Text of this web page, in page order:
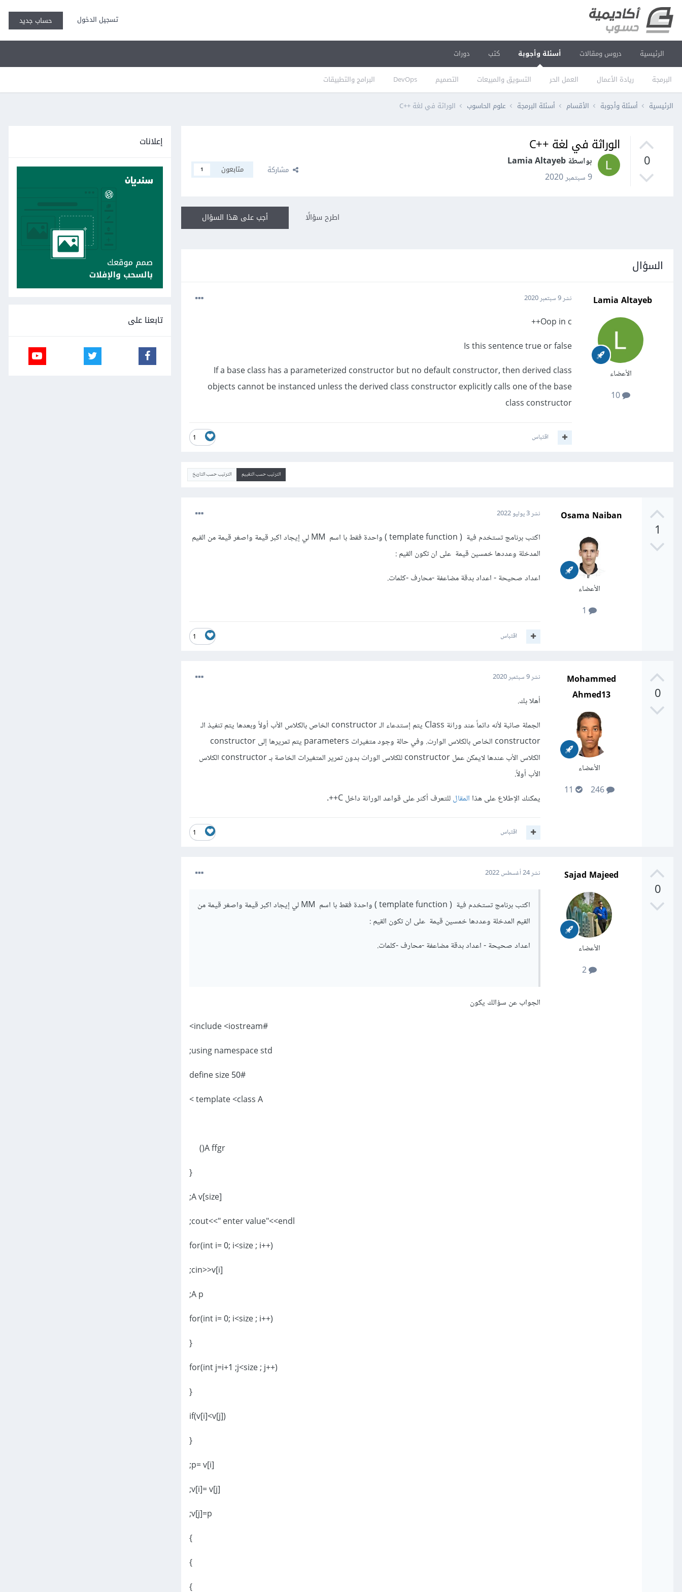
تسجيل الدخول حساب جديد
الرئيسية دروس ومقالات أسئلة وأجوبة
البرمجة ريادة الأعمال العمل الحر التسويق والمبيعات التصميم DevOps البرامج والتطبيقات
كتب دورات
الرئيسية أسئلة وأجوبة الأقسام أسئلة البرمجة علوم الحاسوب الوراثة في لغة ++C
0
الوراثة في لغة ++C
بواسطة Lamia Altayeb
9 سبتمبر 2020
مشاركة متابعون 1
أجب على هذا السؤال اطرح سؤالًا
السؤال
Lamia Altayeb
الأعضاء
نشر9 سبتمبر 2020
Oop in c++
Is this sentence true or false
If a base class has a parameterized constructor but no default constructor, then derived class
objects cannot be instanced unless the derived class constructor explicitly calls one of the base
class constructor
1 اقتباس
الترتيب حسب التقييم الترتيب حسب التاريخ
1
Osama Naiban
الأعضاء
نشر3 يوليو 2022
اكتب برنامج تستخدم فية ( template function ) واحدة فقط با اسم MM لي إيجاد اكبر قيمة واصغر قيمة من القيم
المدخلة وعددها خمسين قيمة على ان تكون القيم :
اعداد صحيحة - اعداد بدقة مضاعفة -محارف -كلمات.
1 اقتباس
0
Mohammed
Ahmed13
الأعضاء
246
نشر9 سبتمبر 2020
أهلا بك.
الجملة صائبة لأنه دائماً عند وراثة Class يتم إستدعاء الـ constructor الخاص بالكلاس الأب أولاً وبعدها يتم تنفيذ الـ
constructor الخاص بالكلاس الوارث. وفي حالة وجود متغيرات parameters يتم تمريرها إلى constructor
الكلاس الأب عندها لايمكن عمل constructor للكلاس الوراث بدون تمرير المتغيرات الخاصة بـ constructor الكلاس
الأب أولاً.
يمكنك الإطلاع على هذا المقالللتعرف أكثر على قواعد الوراثة داخل C++.
1 اقتباس
0
Sajad Majeed
الأعضاء
2
نشر24 أغسطس 2022
اكتب برنامج تستخدم فية ( template function ) واحدة فقط با اسم MM لي إيجاد اكبر قيمة واصغر قيمة من
القيم المدخلة وعددها خمسين قيمة على ان تكون القيم :
اعداد صحيحة - اعداد بدقة مضاعفة -محارف -كلمات.
الجواب عن سؤالك يكون
#include <iostream>
using namespace std;
define size 50#
template <class A >
A ffgr()
{
A p;
{
{
{
}
}
}
إعلانات
تابعنا على